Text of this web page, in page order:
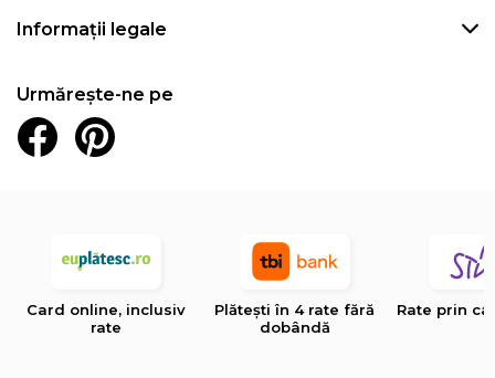
Informații legale
Urmărește-ne pe
Card online, inclusiv
rate
Plătești în 4 rate fără
dobândă
Rate prin